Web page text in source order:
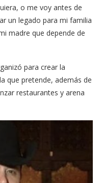
o me voy antes de
un legado para mi familia
madre que depende de
para crear la
que pretende, además de
restaurantes y arena